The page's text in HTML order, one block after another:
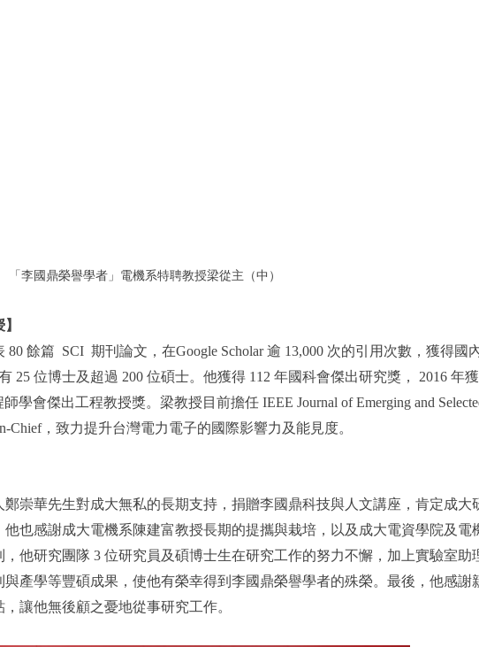
「李國鼎榮譽學者」電機系特聘教授梁從主（中）
餘篇 SCI 期刊論文，在Google Scholar 逾 13,000 次的引用次數，獲得國
25 位博士及超過 200 位碩士。他獲得 112 年國科會傑出研究獎， 2016 年
學會傑出工程教授獎。梁教授目前擔任 IEEE Journal of Emerging and
Chief，致力提升台灣電力電子的國際影響力及能見度。
崇華先生對成大無私的長期支持，捐贈李國鼎科技與人文講座，肯定成大
也感謝成大電機系陳建富教授長期的提攜與栽培，以及成大電資學院及電
他研究團隊 3 位研究員及碩博士生在研究工作的努力不懈，加上實驗室助
產學等豐碩成果，使他有榮幸得到李國鼎榮譽學者的殊榮。最後，他感謝
讓他無後顧之憂地從事研究工作。